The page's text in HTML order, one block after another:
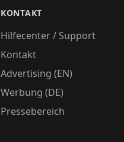
KONTAKT
Hilfecenter / Support
Kontakt
Advertising (EN)
Werbung (DE)
Pressebereich